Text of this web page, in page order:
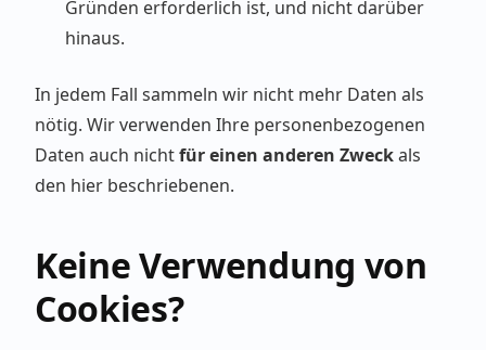
Gründen erforderlich ist, und nicht darüber
hinaus.
In jedem Fall sammeln wir nicht mehr Daten als
nötig. Wir verwenden Ihre personenbezogenen
Daten auch nichtfür einen anderen Zweckals
den hier beschriebenen.
Keine Verwendung von
Cookies?